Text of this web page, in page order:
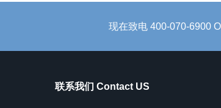
现在致电 400-070-6900
联系我们 Contact US